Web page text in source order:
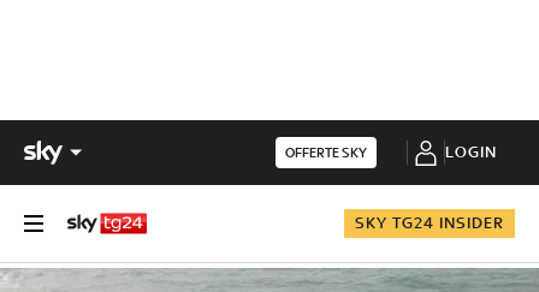
OFFERTE SKY LOGIN
SKY TG24 INSIDER